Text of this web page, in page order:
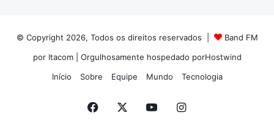
© Copyright 2026, Todos os direitos reservados |
Band FM
por Itacom| Orgulhosamente hospedado porHostwind
Início
Sobre Equipe Mundo Tecnologia
Facebook YouTubeInstagram